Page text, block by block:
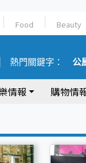
Food Beauty
熱門關鍵字： 公
情報 購物情